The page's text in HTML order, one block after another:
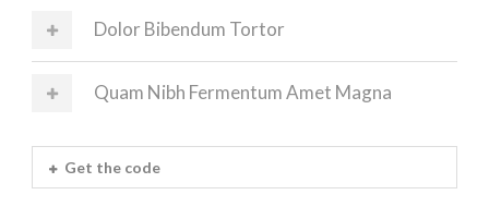
Dolor Bibendum Tortor
Quam Nibh Fermentum Amet Magna
Get the code